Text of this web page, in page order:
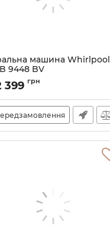
машина Whirlpool
9448 BV
A141240
399 грн